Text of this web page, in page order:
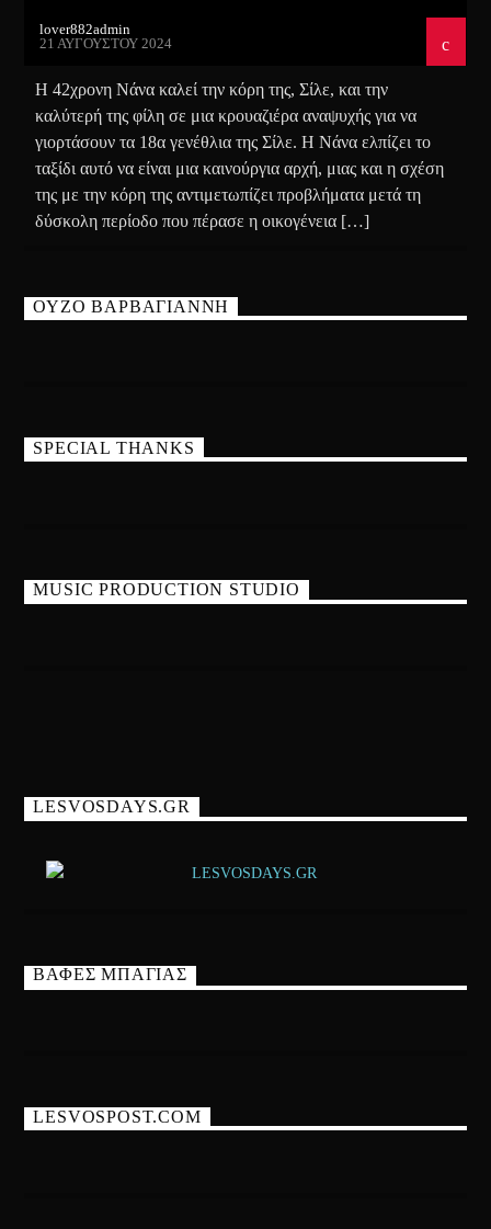
lover882admin
21 ΑΥΓΟΎΣΤΟΥ 2024
H 42χρονη Νάνα καλεί την κόρη της, Σίλε, και την
καλύτερή της φίλη σε μια κρουαζιέρα αναψυχής για να
γιορτάσουν τα 18α γενέθλια της Σίλε. Η Νάνα ελπίζει το
ταξίδι αυτό να είναι μια καινούργια αρχή, μιας και η σχέση
της με την κόρη της αντιμετωπίζει προβλήματα μετά τη
δύσκολη περίοδο που πέρασε η οικογένεια […]
ΟΥΖΟ ΒΑΡΒΑΓΙΑΝΝΗ
SPECIAL THANKS
MUSIC PRODUCTION STUDIO
LESVOSDAYS.GR
ΒΑΦΕΣ ΜΠΑΓΙΑΣ
LESVOSPOST.COM